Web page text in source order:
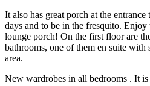
It also has great porch at the
days and to be in the fresquito.
lounge porch! On the first floor are
bathrooms, one of them en suite with
area.
New wardrobes in all bedrooms . It